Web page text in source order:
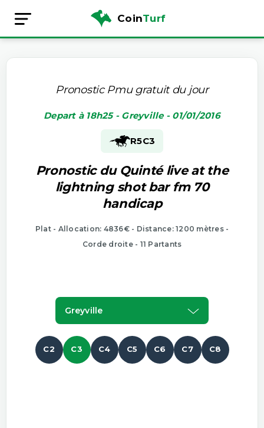
CoinTurf
Pronostic Pmu gratuit du jour
Depart à 18h25 - Greyville - 01/01/2016
R5C3
Pronostic du Quinté live at the
lightning shot bar fm 70
handicap
Plat - Allocation: 4836€ - Distance: 1200 mètres -
Corde droite - 11 Partants
Greyville
C2 C3 C4 C5 C6 C7 C8